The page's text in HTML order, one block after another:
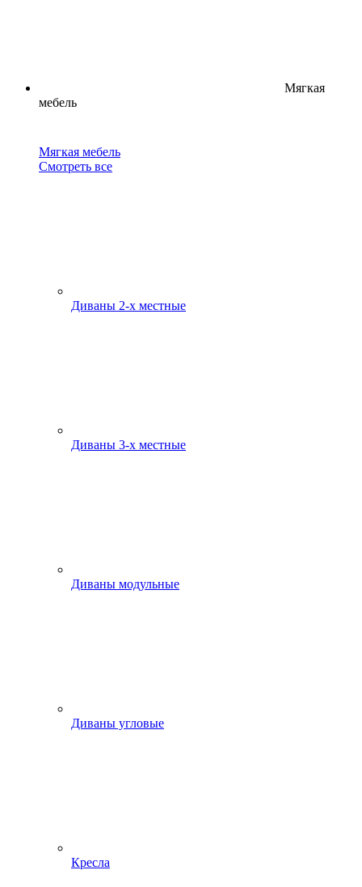
Мягкая
мебель
Мягкая мебель
Смотреть все
Диваны 2-х местные
Диваны 3-х местные
Диваны модульные
Диваны угловые
Кресла